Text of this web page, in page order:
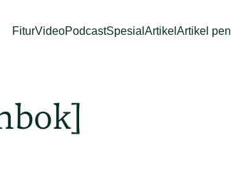
FiturVideoPodcastSpesial Artikel Artikel